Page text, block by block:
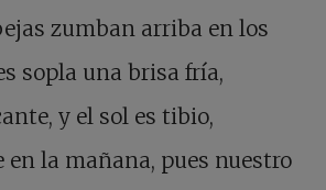
zumban arriba en los
sopla una brisa fría,
y el sol es tibio,
en la mañana, pues nuestro